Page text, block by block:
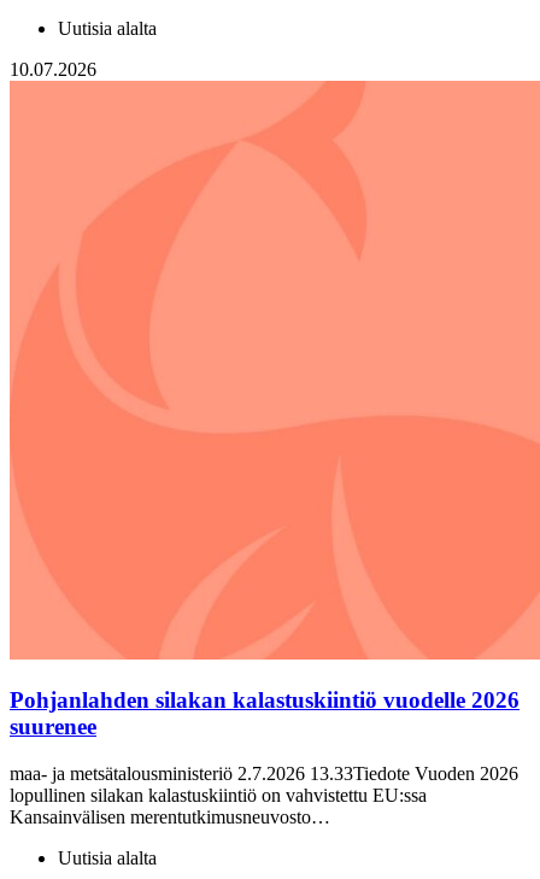
Uutisia alalta
10.07.2026
Pohjanlahden silakan kalastuskiintiö vuodelle 2026
suurenee
maa- ja metsätalousministeriö 2.7.2026 13.33Tiedote Vuoden 2026
lopullinen silakan kalastuskiintiö on vahvistettu EU:ssa
Kansainvälisen merentutkimusneuvosto…
Uutisia alalta